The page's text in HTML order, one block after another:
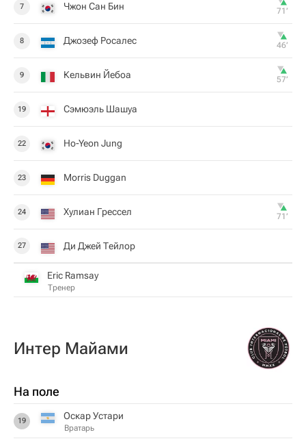
7 Чжон Сан Бин 71‎’‎
8 Джозеф Росалес 46‎’‎
9 Кельвин Йебоа 57‎’‎
19 Сэмюэль Шашуа
22 Ho-Yeon Jung
23 Morris Duggan
24 Хулиан Грессел 71‎’‎
27 Ди Джей Тейлор
Eric Ramsay
Тренер
Интер Майами
На поле
19 Оскар Устари
Вратарь